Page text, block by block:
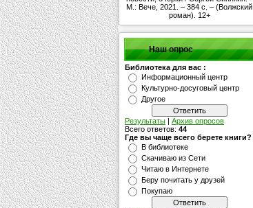
М.: Вече, 2021. – 384 с. – (Волжский
роман). 12+
Наш опрос
Библиотека для вас :
Информационный центр
Культурно-досуговый центр
Другое
Результаты | Архив опросов
Всего ответов: 44
Где вы чаще всего берете книги?
В библиотеке
Скачиваю из Сети
Читаю в Интернете
Беру почитать у друзей
Покупаю